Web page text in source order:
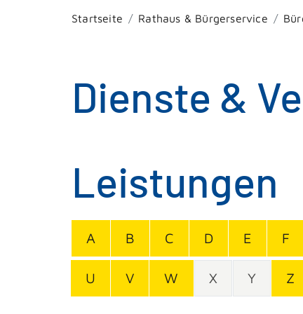
Startseite Rathaus & Bürgerservice
Dienste &
Leistungen
A B C D E F
U V W X Y Z